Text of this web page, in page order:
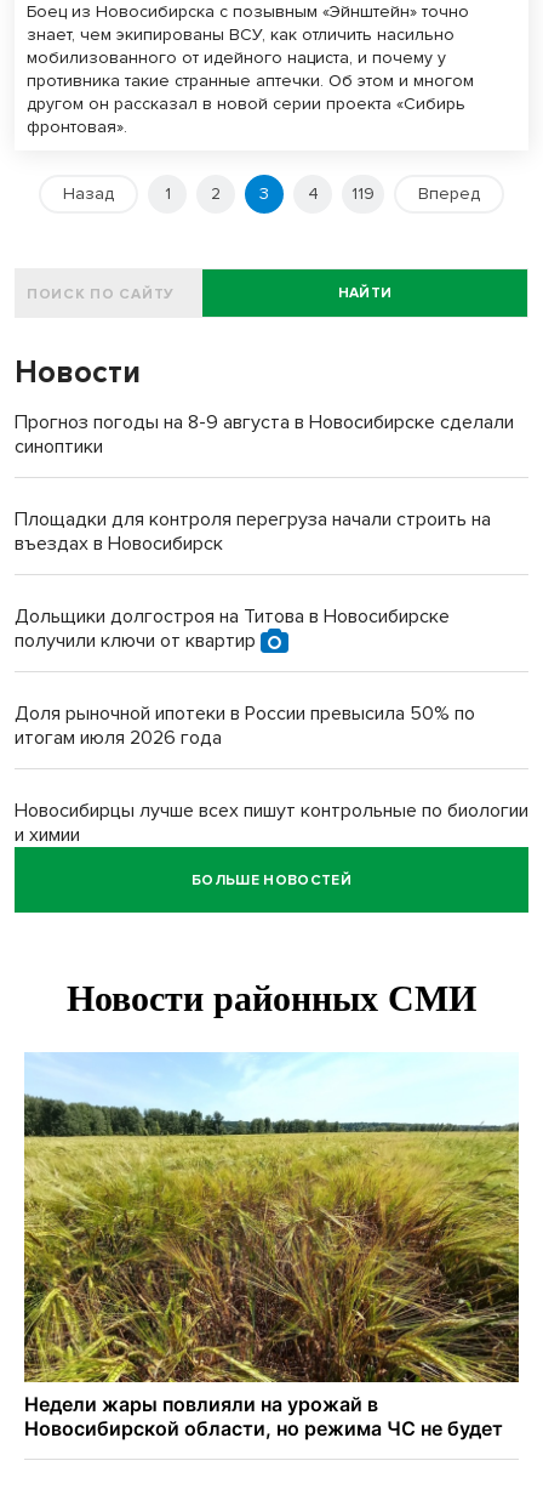
Боец из Новосибирска с позывным «Эйнштейн» точно
знает, чем экипированы ВСУ, как отличить насильно
мобилизованного от идейного нациста, и почему у
противника такие странные аптечки. Об этом и многом
другом он рассказал в новой серии проекта «Сибирь
фронтовая».
Назад 1 2 3 4 119 Вперед
НАЙТИ
Новости
Прогноз погоды на 8-9 августа в Новосибирске сделали
синоптики
Площадки для контроля перегруза начали строить на
въездах в Новосибирск
Дольщики долгостроя на Титова в Новосибирске
получили ключи от квартир
Доля рыночной ипотеки в России превысила 50% по
итогам июля 2026 года
Новосибирцы лучше всех пишут контрольные по биологии
и химии
Нейросеть для диагностики депрессии в крови создали в
Двум бойцам СВО после минно-взрывной травмы
Персидский ковер «108 шахов» впервые вывезли из музея
Востока в Новосибирск
Актриса из Новосибирска Евгения Туркова сыграла мать
в сериале «Малой»
БОЛЬШЕ НОВОСТЕЙ